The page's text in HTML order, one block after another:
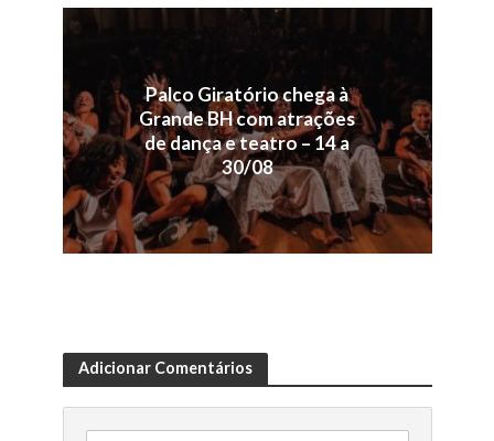
Palco Giratório chega à
Grande BH com atrações
de dança e teatro – 14 a
30/08
Adicionar Comentários